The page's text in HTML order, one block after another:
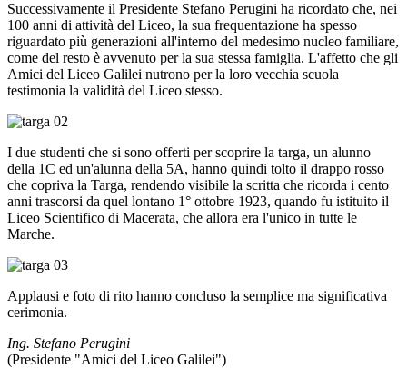
Successivamente il Presidente Stefano Perugini ha ricordato che, nei
100 anni di attività del Liceo, la sua frequentazione ha spesso
riguardato più generazioni all'interno del medesimo nucleo familiare,
come del resto è avvenuto per la sua stessa famiglia. L'affetto che gli
Amici del Liceo Galilei nutrono per la loro vecchia scuola
testimonia la validità del Liceo stesso.
I due studenti che si sono offerti per scoprire la targa, un alunno
della 1C ed un'alunna della 5A, hanno quindi tolto il drappo rosso
che copriva la Targa, rendendo visibile la scritta che ricorda i cento
anni trascorsi da quel lontano 1° ottobre 1923, quando fu istituito il
Liceo Scientifico di Macerata, che allora era l'unico in tutte le
Marche.
Applausi e foto di rito hanno concluso la semplice ma significativa
cerimonia.
Ing. Stefano Perugini
(Presidente "Amici del Liceo Galilei")